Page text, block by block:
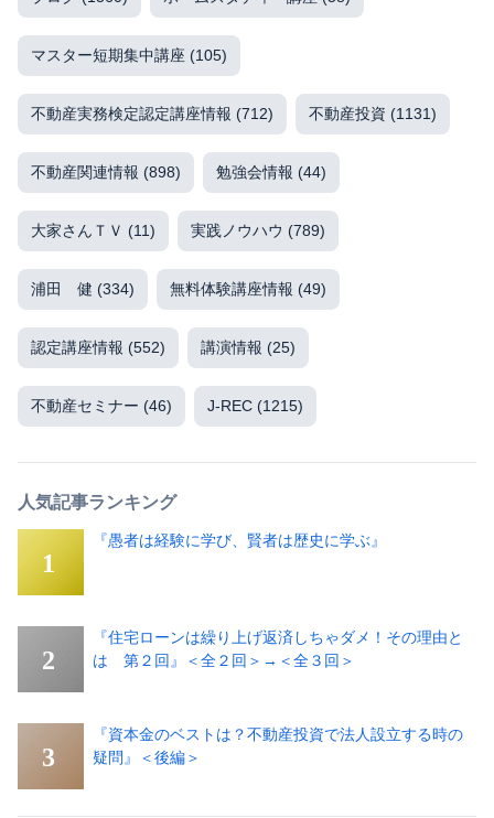
マスター短期集中講座 (105)
不動産実務検定認定講座情報 (712) 不動産投資 (1131)
不動産関連情報 (898) 勉強会情報 (44)
大家さんＴＶ (11) 実践ノウハウ (789)
浦田 健 (334) 無料体験講座情報 (49)
認定講座情報 (552) 講演情報 (25)
不動産セミナー (46) J-REC (1215)
人気記事ランキング
『愚者は経験に学び、賢者は歴史に学ぶ』
『住宅ローンは繰り上げ返済しちゃダメ！その理由と
は 第２回』＜全２回＞→＜全３回＞
『資本金のベストは？不動産投資で法人設立する時の
疑問』＜後編＞